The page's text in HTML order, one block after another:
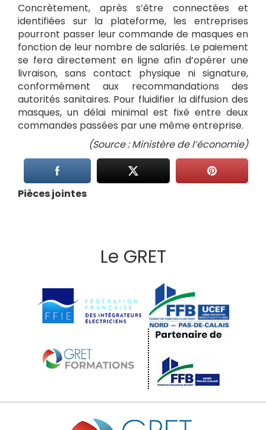
Concrètement, après s’être connectées et
identifiées sur la plateforme, les entreprises
pourront passer leur commande de masques en
fonction de leur nombre de salariés. Le paiement
se fera directement en ligne afin d’opérer une
livraison, sans contact physique ni signature,
conformément aux recommandations des
autorités sanitaires. Pour fluidifier la diffusion des
masques, un délai minimal est fixé entre deux
commandes passées par une même entreprise.
(Source : Ministère de l’économie)
Pièces jointes
Le GRET